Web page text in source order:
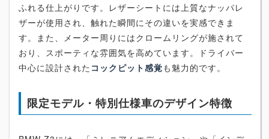
ふれる仕上がりです。レザーシートには上質なナッパレ
ザーが使用され、触れた瞬間にその違いを実感できま
す。また、メーター周りにはクロームリングが施されて
おり、スポーティな雰囲気を高めています。ドライバー
中心に設計された コックピット感覚も魅力的です。
限定モデル・特別仕様車のデザイン特徴